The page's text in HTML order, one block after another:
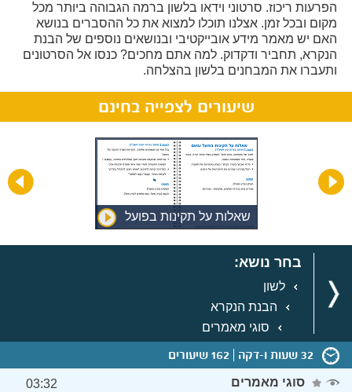
הפרעות ריכוז. סרטוני וידאו בלשון ברמה הגבוהה ביותר מכל
מקום ובכל זמן. אצלנו תוכלו למצוא את כל ההסברים בנושא
האם יש מאמר מידע אובייקטיבי ובנושאים נוספים של הבנת
הנקרא, תחביר ודקדוק. למה אתם מחכים? כנסו אל הסרטונים
ותעברו את המבחנים בלשון בהצלחה.
שיעורים לצפייה בחינם
שאלות על תקינות בפועל
בחר נושא:
לשון
הבנת הנקרא
סוגי מאמרים
32 שעות ו-דקה 162 שיעורים
סוגי מאמרים
03:32